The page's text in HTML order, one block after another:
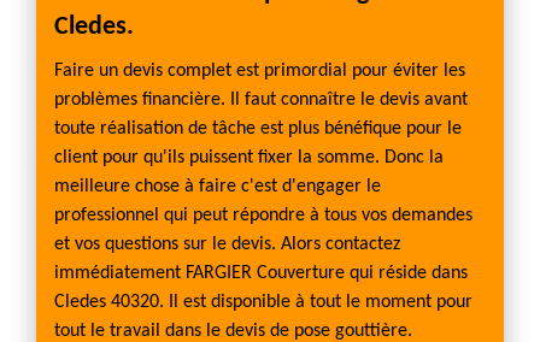
Cledes.
Faire un devis complet est primordial pour éviter les
problèmes financière. Il faut connaître le devis avant
toute réalisation de tâche est plus bénéfique pour le
client pour qu'ils puissent fixer la somme. Donc la
meilleure chose à faire c'est d'engager le
professionnel qui peut répondre à tous vos demandes
et vos questions sur le devis. Alors contactez
immédiatement FARGIER Couverture qui réside dans
Cledes 40320. Il est disponible à tout le moment pour
tout le travail dans le devis de pose gouttière.